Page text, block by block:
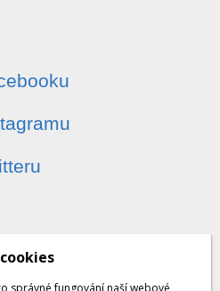
správné fungování naší webové